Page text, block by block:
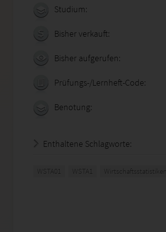
Studium:
Bisher verkauft:
Bisher aufgerufen:
Prüfungs-/Lernheft-Code:
Benotung:
Enthaltene Schlagworte:
WSTA01 WSTA1 Wirtschaftsstatistiken